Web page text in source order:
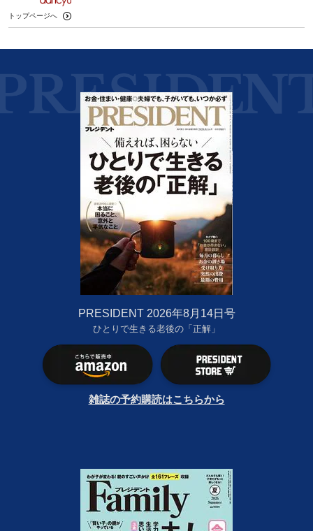
トップページへ
PRESIDENT 2026年8月14日号
ひとりで生きる老後の「正解」
雑誌の予約購読はこちらから